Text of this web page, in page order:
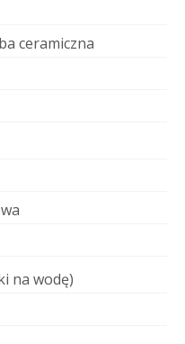
ceramiczna
na wodę)